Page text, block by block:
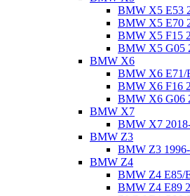
BMW X5 E53
BMW X5 E70
BMW X5 F15
BMW X5 G05
BMW X6
BMW X6 E71/
BMW X6 F16
BMW X6 G06
BMW X7
BMW X7
BMW Z3
BMW Z3
BMW Z4
BMW Z4 E85/
BMW Z4 E89